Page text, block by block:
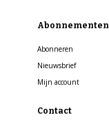
Abonnementen
Abonneren
Nieuwsbrief
Mijn account
Contact